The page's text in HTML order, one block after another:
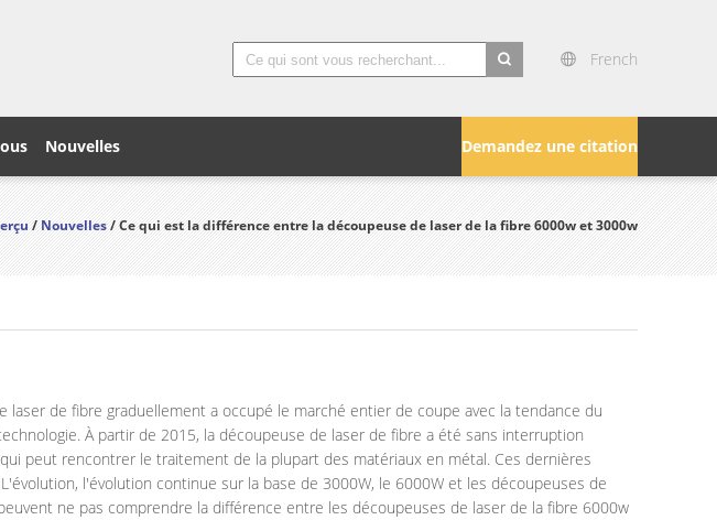
French
Demandez une citation
Nouvelles
/Nouvelles/ Ce qui est la différence entre la découpeuse de laser de la fibre 6000w et 3000w
de fibre graduellement a occupé le marché entier de coupe avec la tendance du
À partir de 2015, la découpeuse de laser de fibre a été sans interruption
peut rencontrer le traitement de la plupart des matériaux en métal. Ces dernières
l'évolution continue sur la base de 3000W, le 6000W et les découpeuses de
ne pas comprendre la différence entre les découpeuses de laser de la fibre 6000w